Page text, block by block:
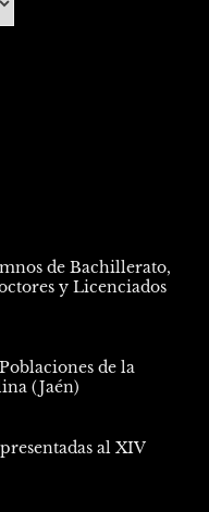
de Bachillerato,
y Licenciados
de la
(Jaén)
al XIV